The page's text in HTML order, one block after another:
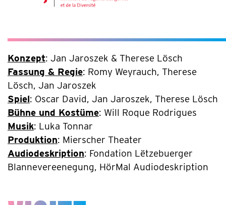
Konzept: Jan Jaroszek & Therese Lösch
Fassung & Regie: Romy Weyrauch, Therese
Lösch, Jan Jaroszek
Spiel: Oscar David, Jan Jaroszek, Therese Lösch
Bühne und Kostüme: Will Roque Rodrigues
Musik: Luka Tonnar
Produktion: Mierscher Theater
Audiodeskription: Fondation Lëtzebuerger
Blannevereenegung, HörMal Audiodeskription